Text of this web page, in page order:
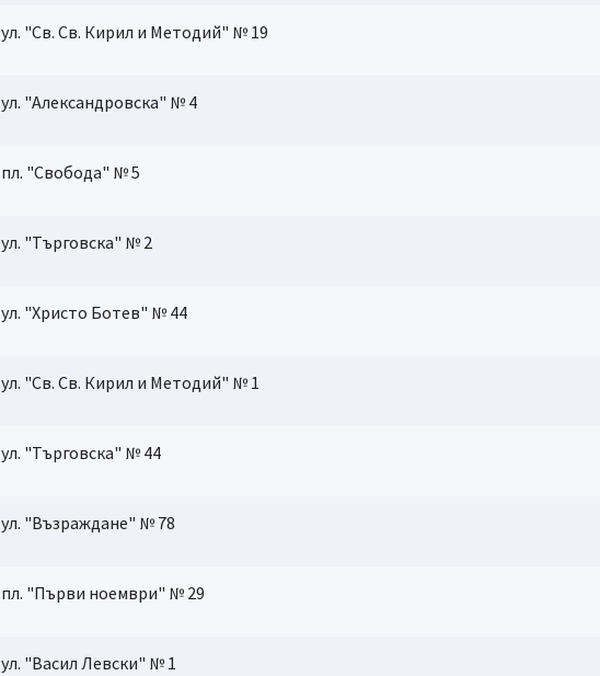
ул. "Св. Св. Кирил и Методий" № 19
ул. "Александровска" № 4
пл. "Свобода" № 5
ул. "Търговска" № 2
ул. "Христо Ботев" № 44
ул. "Св. Св. Кирил и Методий" № 1
ул. "Търговска" № 44
ул. "Възраждане" № 78
пл. "Първи ноември" № 29
ул. "Васил Левски" № 1